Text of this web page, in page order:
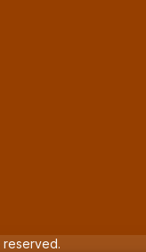
reserved.